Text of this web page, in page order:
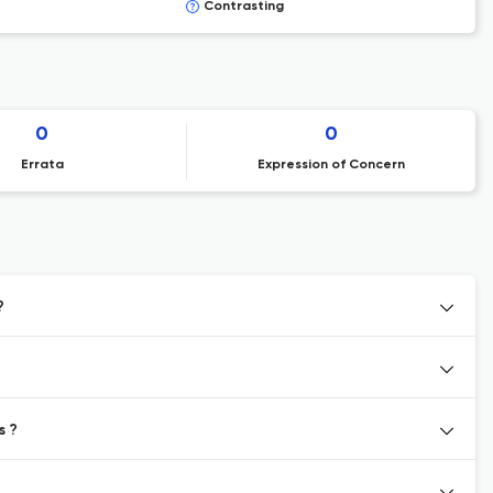
Contrasting
0
Errata
0
Expression of Concern
?